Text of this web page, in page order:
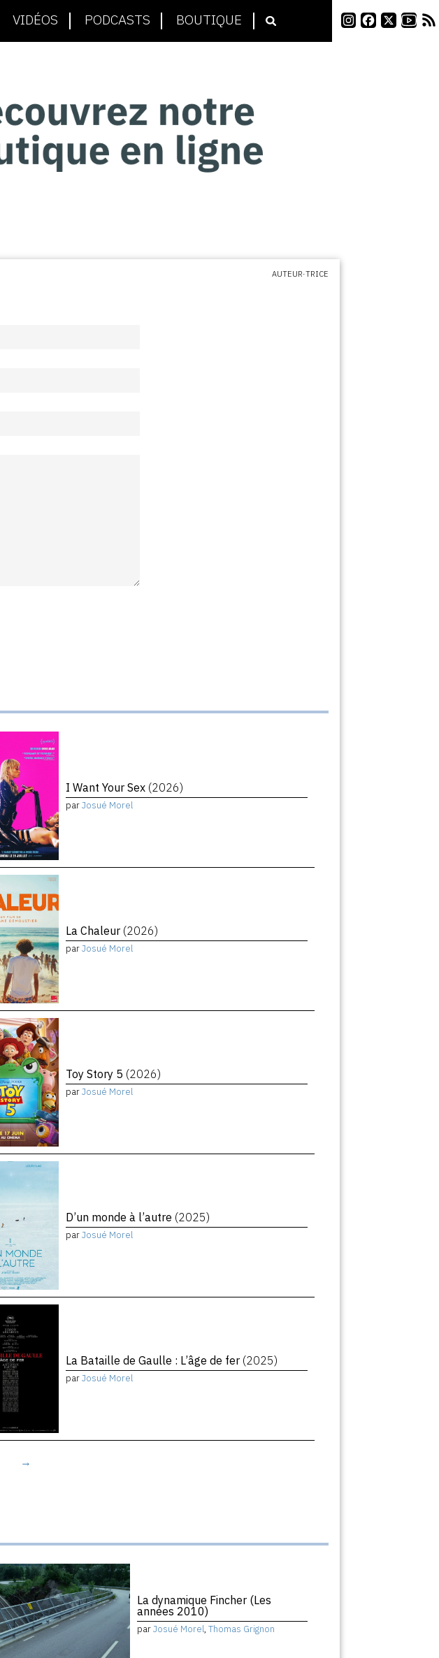
VIDÉOS PODCASTS BOUTIQUE
AUTEUR·TRICE
I Want Your Sex (2026)
parJosué Morel
La Chaleur (2026)
parJosué Morel
Toy Story 5 (2026)
parJosué Morel
D’un monde à l’autre (2025)
parJosué Morel
La Bataille de Gaulle : L’âge de fer (2025)
parJosué Morel
→
La dynamique Fincher (Les
années 2010)
parJosué Morel, Thomas Grignon